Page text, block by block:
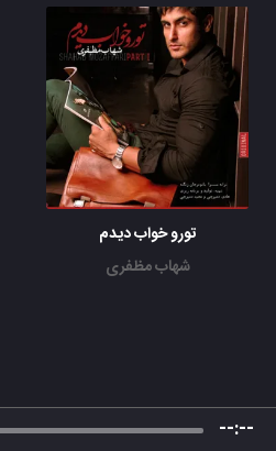
تورو خواب دیدم
شهاب مظفری
--:--